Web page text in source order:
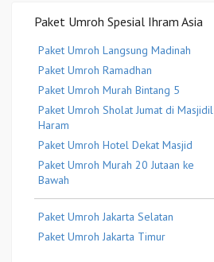
Paket Umroh Spesial Ihram Asia
Paket Umroh Langsung Madinah
Paket Umroh Ramadhan
Paket Umroh Murah Bintang 5
Paket Umroh Sholat Jumat di Masjidil
Haram
Paket Umroh Hotel Dekat Masjid
Paket Umroh Murah 20 Jutaan ke
Bawah
Paket Umroh Jakarta Selatan
Paket Umroh Jakarta Timur